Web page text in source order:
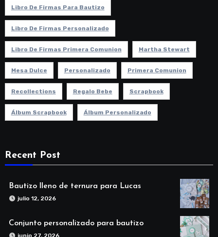
Libro De Firmas Para Bautizo
Libro De Firmas Personalizado
Libro De Firmas Primera Comunion Martha Stewart
Mesa Dulce Personalizado Primera Comunion
Recollections Regalo Bebe Scrapbook
Álbum Scrapbook Álbum Personalizado
Recent Post
Bautizo lleno de ternura para Lucas
julio 12, 2026
Conjunto personalizado para bautizo